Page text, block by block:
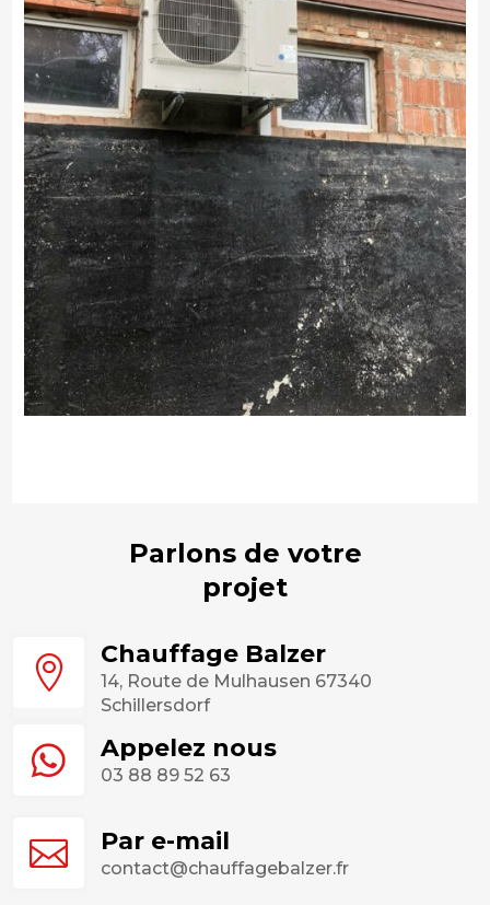
Parlons de votre
projet
 Chauffage Balzer
14, Route de Mulhausen 67340
Schillersdorf
 Appelez nous
03 88 89 52 63
 Par e-mail
contact@chauffagebalzer.fr